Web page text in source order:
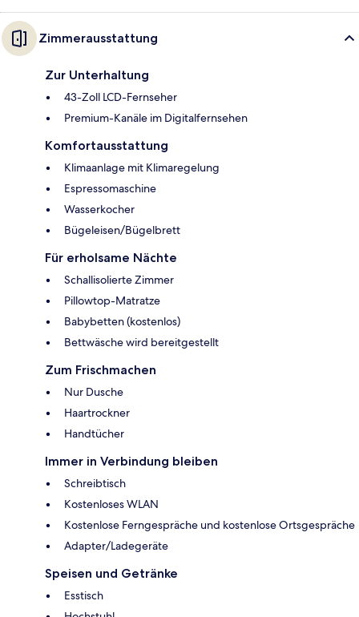
Zimmerausstattung
Zur Unterhaltung
43-Zoll LCD-Fernseher
Premium-Kanäle im Digitalfernsehen
Komfortausstattung
Klimaanlage mit Klimaregelung
Espressomaschine
Wasserkocher
Bügeleisen/Bügelbrett
Für erholsame Nächte
Schallisolierte Zimmer
Pillowtop-Matratze
Babybetten (kostenlos)
Bettwäsche wird bereitgestellt
Zum Frischmachen
Nur Dusche
Haartrockner
Handtücher
Immer in Verbindung bleiben
Schreibtisch
Kostenloses WLAN
Kostenlose Ferngespräche und kostenlose Ortsgespräche
Adapter/Ladegeräte
Speisen und Getränke
Esstisch